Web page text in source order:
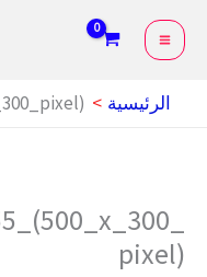
إلى
الرئيسية
pixel)